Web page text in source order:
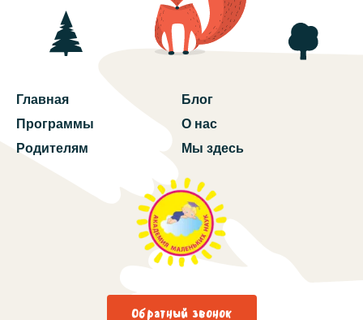
Главная
Программы
Родителям
Блог
О нас
Мы здесь
Обратный звонок